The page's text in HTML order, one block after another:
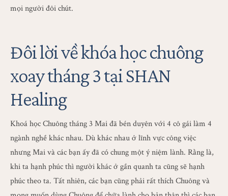
mọi người đôi chút.
Đôi lời về khóa học chuông
xoay tháng 3 tại SHAN
Healing
Khoá học Chuông tháng 3 Mai đã bén duyên với 4 cô gái làm 4
ngành nghề khác nhau. Dù khác nhau ở lĩnh vực công việc
nhưng Mai và các bạn ấy đã có chung một ý niệm lành. Rằng là,
khi ta hạnh phúc thì người khác ở gần quanh ta cũng sẽ hạnh
phúc theo ta. Tất nhiên, các bạn cũng phải rất thích Chuông và